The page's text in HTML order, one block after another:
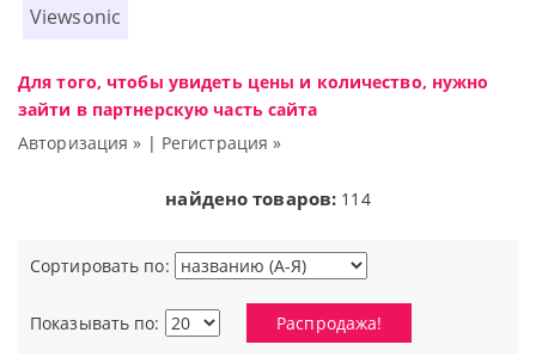
Viewsonic
Для того, чтобы увидеть цены и количество, нужно
зайти в партнерскую часть сайта
Авторизация » | Регистрация »
найдено товаров: 114
Сортировать по:
Показывать по: Распродажа!